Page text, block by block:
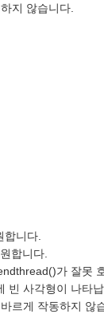
지 않습니다.
니다.
합니다.
가 잘못
사각형이 나타납
르게 작동하지 않